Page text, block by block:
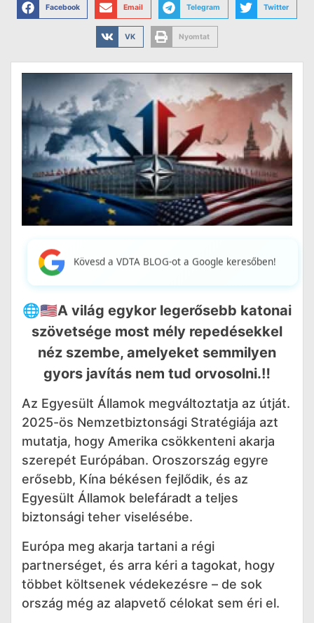
Facebook Email Telegram Twitter
VK Nyomtat
Kövesd a VDTA BLOG-ot a Google keresőben!
🌐🇺🇸A világ egykor legerősebb katonai
szövetsége most mély repedésekkel
néz szembe, amelyeket semmilyen
gyors javítás nem tud orvosolni.‼️
Az Egyesült Államok megváltoztatja az útját.
2025-ös Nemzetbiztonsági Stratégiája azt
mutatja, hogy Amerika csökkenteni akarja
szerepét Európában. Oroszország egyre
erősebb, Kína békésen fejlődik, és az
Egyesült Államok belefáradt a teljes
biztonsági teher viselésébe.
Európa meg akarja tartani a régi
partnerséget, és arra kéri a tagokat, hogy
többet költsenek védekezésre – de sok
ország még az alapvető célokat sem éri el.